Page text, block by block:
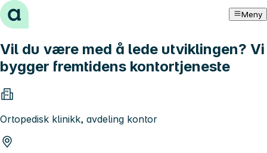
Hopp til innhold Meny
Vil du være med å lede utviklingen? Vi
bygger fremtidens kontortjeneste
Ortopedisk klinikk, avdeling kontor